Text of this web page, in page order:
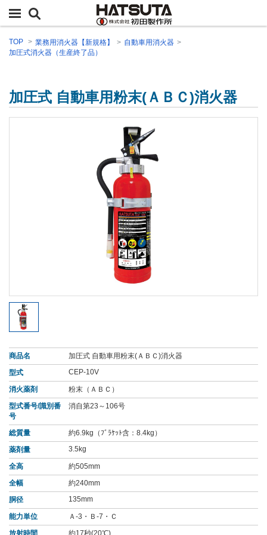
TOP 業務用消火器【新規格】
自動車用消火器
加圧式消火器（生産終了品）
加圧式 自動車用粉末(ＡＢＣ)消火器
商品名
加圧式 自動車用粉末(ＡＢＣ)消火器
型式
CEP-10V
消火薬剤
粉末（ＡＢＣ）
型式番号/識別番
号
消自第23～106号
総質量
約6.9kg（ﾌﾞﾗｹｯﾄ含：8.4kg）
薬剤量
3.5kg
全高
約505mm
全幅
約240mm
胴径
135mm
能力単位
Ａ-3・Ｂ-7・Ｃ
放射時間
約17秒(20℃)